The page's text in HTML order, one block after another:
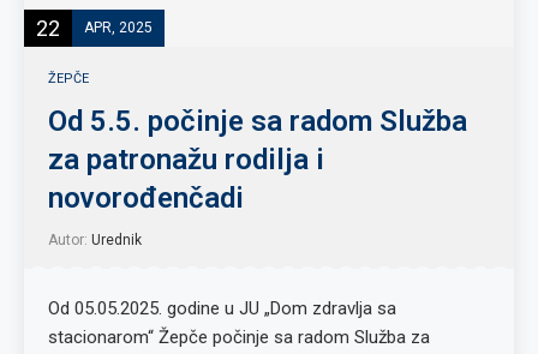
22 APR, 2025
ŽEPČE
Od 5.5. počinje sa radom Služba
za patronažu rodilja i
novorođenčadi
Autor: Urednik
Od 05.05.2025. godine u JU „Dom zdravlja sa
stacionarom“ Žepče počinje sa radom Služba za